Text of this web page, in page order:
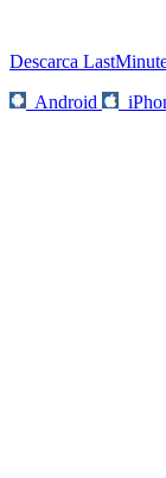
Descarca
Android